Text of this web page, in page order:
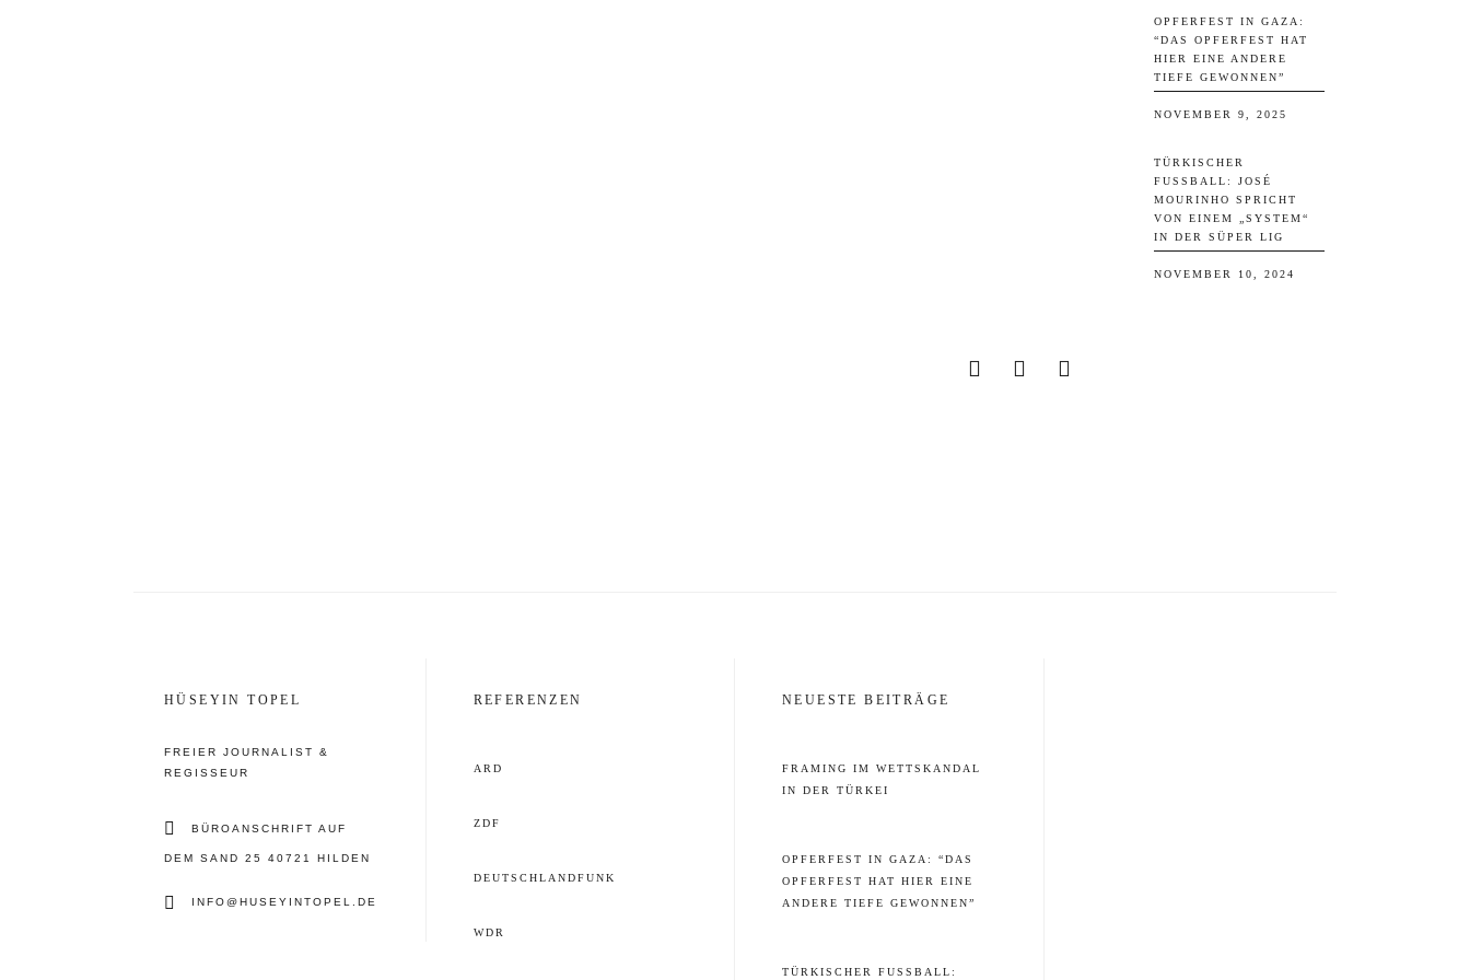
OPFERFEST IN GAZA:
“DAS OPFERFEST HAT
HIER EINE ANDERE
TIEFE GEWONNEN”
NOVEMBER 9, 2025
TÜRKISCHER
FUSSBALL: JOSÉ M
OURINHO SPRICHT V
ON EINEM „SYSTEM“ I
N DER SÜPER LIG
NOVEMBER 10, 2024
HÜSEYIN TOPEL
FREIER JOURNALIST &
REGISSEUR
BÜROANSCHRIFT AUF
DEM SAND 25 40721 HILDEN
INFO@HUSEYINTOPEL.DE
REFERENZEN
ARD
ZDF
DEUTSCHLANDFUNK
WDR
NEUESTE BEITRÄGE
FRAMING IM WETTSKANDAL
IN DER TÜRKEI
OPFERFEST IN GAZA: “DAS
OPFERFEST HAT HIER EINE
ANDERE TIEFE GEWONNEN”
TÜRKISCHER FUSSBALL: J